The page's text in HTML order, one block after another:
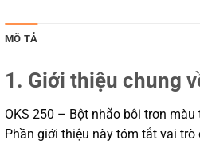
MÔ TẢ
1. Giới thiệu chung
OKS 250 – Bột nhão bôi trơn
Phần giới thiệu này tóm tắt vai